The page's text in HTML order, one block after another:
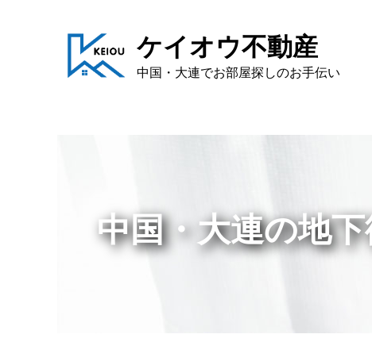
ケイオウ不動産
中国・大連でお部屋探しのお手伝い
中国・大連の地